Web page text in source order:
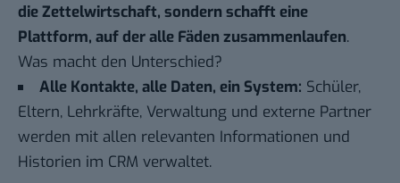
die Zettelwirtschaft, sondern schafft eine
Plattform, auf der alle Fäden zusammenlaufen.
Was macht den Unterschied?
Alle Kontakte, alle Daten, ein System: Schüler,
Eltern, Lehrkräfte, Verwaltung und externe Partner
werden mit allen relevanten Informationen und
Historien im CRM verwaltet.